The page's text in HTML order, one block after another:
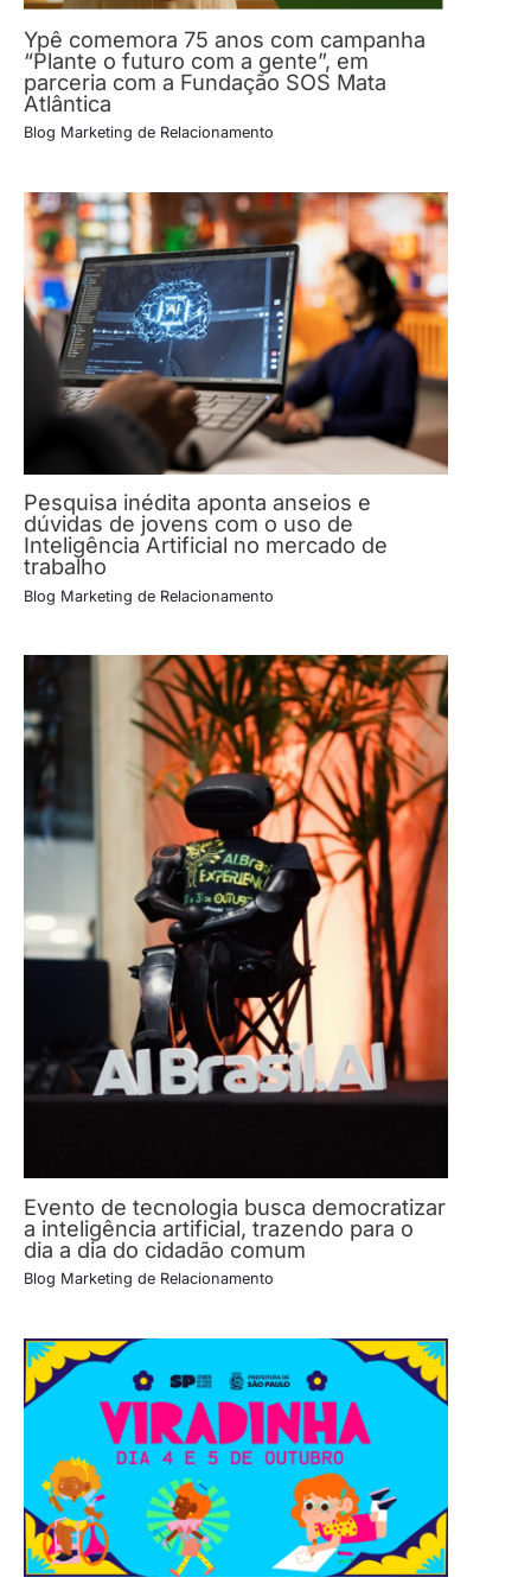
Ypê comemora 75 anos com campanha
“Plante o futuro com a gente”, em
parceria com a Fundação SOS Mata
Atlântica
Blog Marketing de Relacionamento
Pesquisa inédita aponta anseios e
dúvidas de jovens com o uso de
Inteligência Artificial no mercado de
trabalho
Blog Marketing de Relacionamento
Evento de tecnologia busca democratizar
a inteligência artificial, trazendo para o
dia a dia do cidadão comum
Blog Marketing de Relacionamento